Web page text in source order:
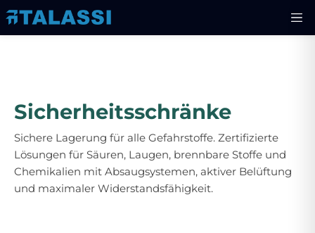
Sicherheitsschränke
Sichere Lagerung für alle Gefahrstoffe. Zertifizierte
Lösungen für Säuren, Laugen, brennbare Stoffe und
Chemikalien mit Absaugsystemen, aktiver Belüftung
und maximaler Widerstandsfähigkeit.